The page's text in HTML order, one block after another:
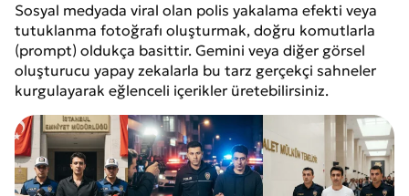
Sosyal medyada viral olan polis yakalama efekti veya
tutuklanma fotoğrafı oluşturmak, doğru komutlarla
(prompt) oldukça basittir. Gemini veya diğer görsel
oluşturucu yapay zekalarla bu tarz gerçekçi sahneler
kurgulayarak eğlenceli içerikler üretebilirsiniz.